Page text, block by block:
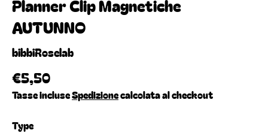
Planner Clip Magnetiche
AUTUNNO
bibbiRoselab
€5,50
Tasse incluseSpedizionecalcolata al checkout
Type